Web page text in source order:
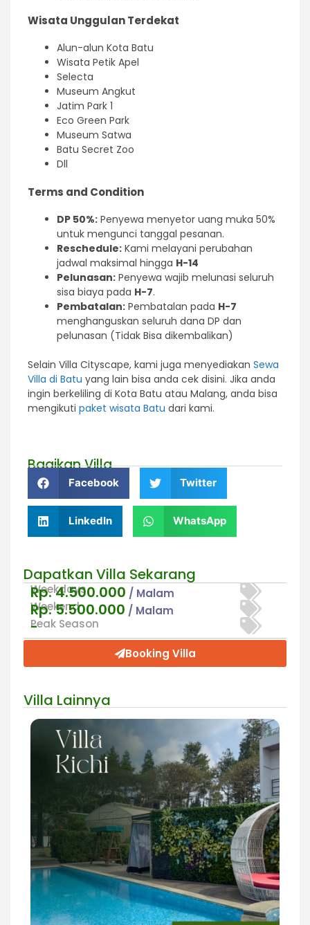
Wisata Unggulan Terdekat
Alun-alun Kota Batu
Wisata Petik Apel
Selecta
Museum Angkut
Jatim Park 1
Eco Green Park
Museum Satwa
Batu Secret Zoo
Dll
Terms and Condition
DP 50%: Penyewa menyetor uang muka 50%
untuk mengunci tanggal pesanan.
Reschedule: Kami melayani perubahan
jadwal maksimal hingga H-14
Pelunasan: Penyewa wajib melunasi seluruh
sisa biaya pada H-7.
Pembatalan: Pembatalan pada H-7
menghanguskan seluruh dana DP dan
pelunasan (Tidak Bisa dikembalikan)
Selain Villa Cityscape, kami juga menyediakan Sewa
Villa di Batu yang lain bisa anda cek disini. Jika anda
ingin berkeliling di Kota Batu atau Malang, anda bisa
mengikuti paket wisata Batu dari kami.
Bagikan Villa
Facebook Twitter
LinkedIn WhatsApp
Dapatkan Villa Sekarang
Weekdays
Rp. 4.500.000 / Malam
Weekend
Rp. 5.500.000 / Malam
Peak Season
-
Booking Villa
Villa Lainnya